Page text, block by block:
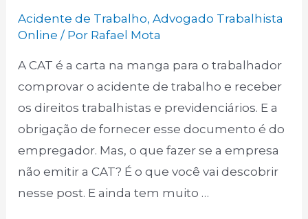
Acidente de Trabalho,Advogado Trabalhista
Online / Por Rafael Mota
A CAT é a carta na manga para o trabalhador
comprovar o acidente de trabalho e receber
os direitos trabalhistas e previdenciários. E a
obrigação de fornecer esse documento é do
empregador. Mas, o que fazer se a empresa
não emitir a CAT? É o que você vai descobrir
nesse post. E ainda tem muito …